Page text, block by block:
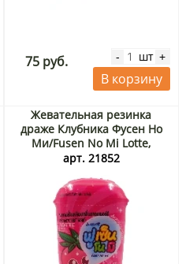
75 руб. - шт +
В корзину
Жевательная резинка
драже Клубника Фусен Но
Ми/Fusen No Mi Lotte,
Таиланд, 15 г
арт. 21852